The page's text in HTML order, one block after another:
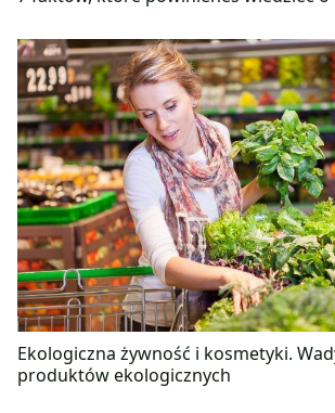
Ekologiczna żywność i kosmetyki.
produktów ekologicznych